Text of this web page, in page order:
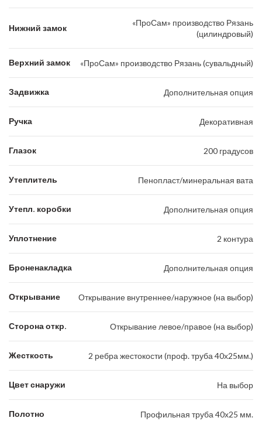
Нижний замок
«ПроСам» производство Рязань
(цилиндровый)
Верхний замок «ПроСам» производство Рязань (сувальдный)
Задвижка Дополнительная опция
Ручка Декоративная
Глазок 200 градусов
Утеплитель Пенопласт/минеральная вата
Утепл. коробки Дополнительная опция
Уплотнение 2 контура
Броненакладка Дополнительная опция
Открывание Открывание внутреннее/наружное (на выбор)
Сторона откр. Открывание левое/правое (на выбор)
Жесткость 2 ребра жестокости (проф. труба 40х25мм.)
Цвет снаружи На выбор
Полотно Профильная труба 40х25 мм.